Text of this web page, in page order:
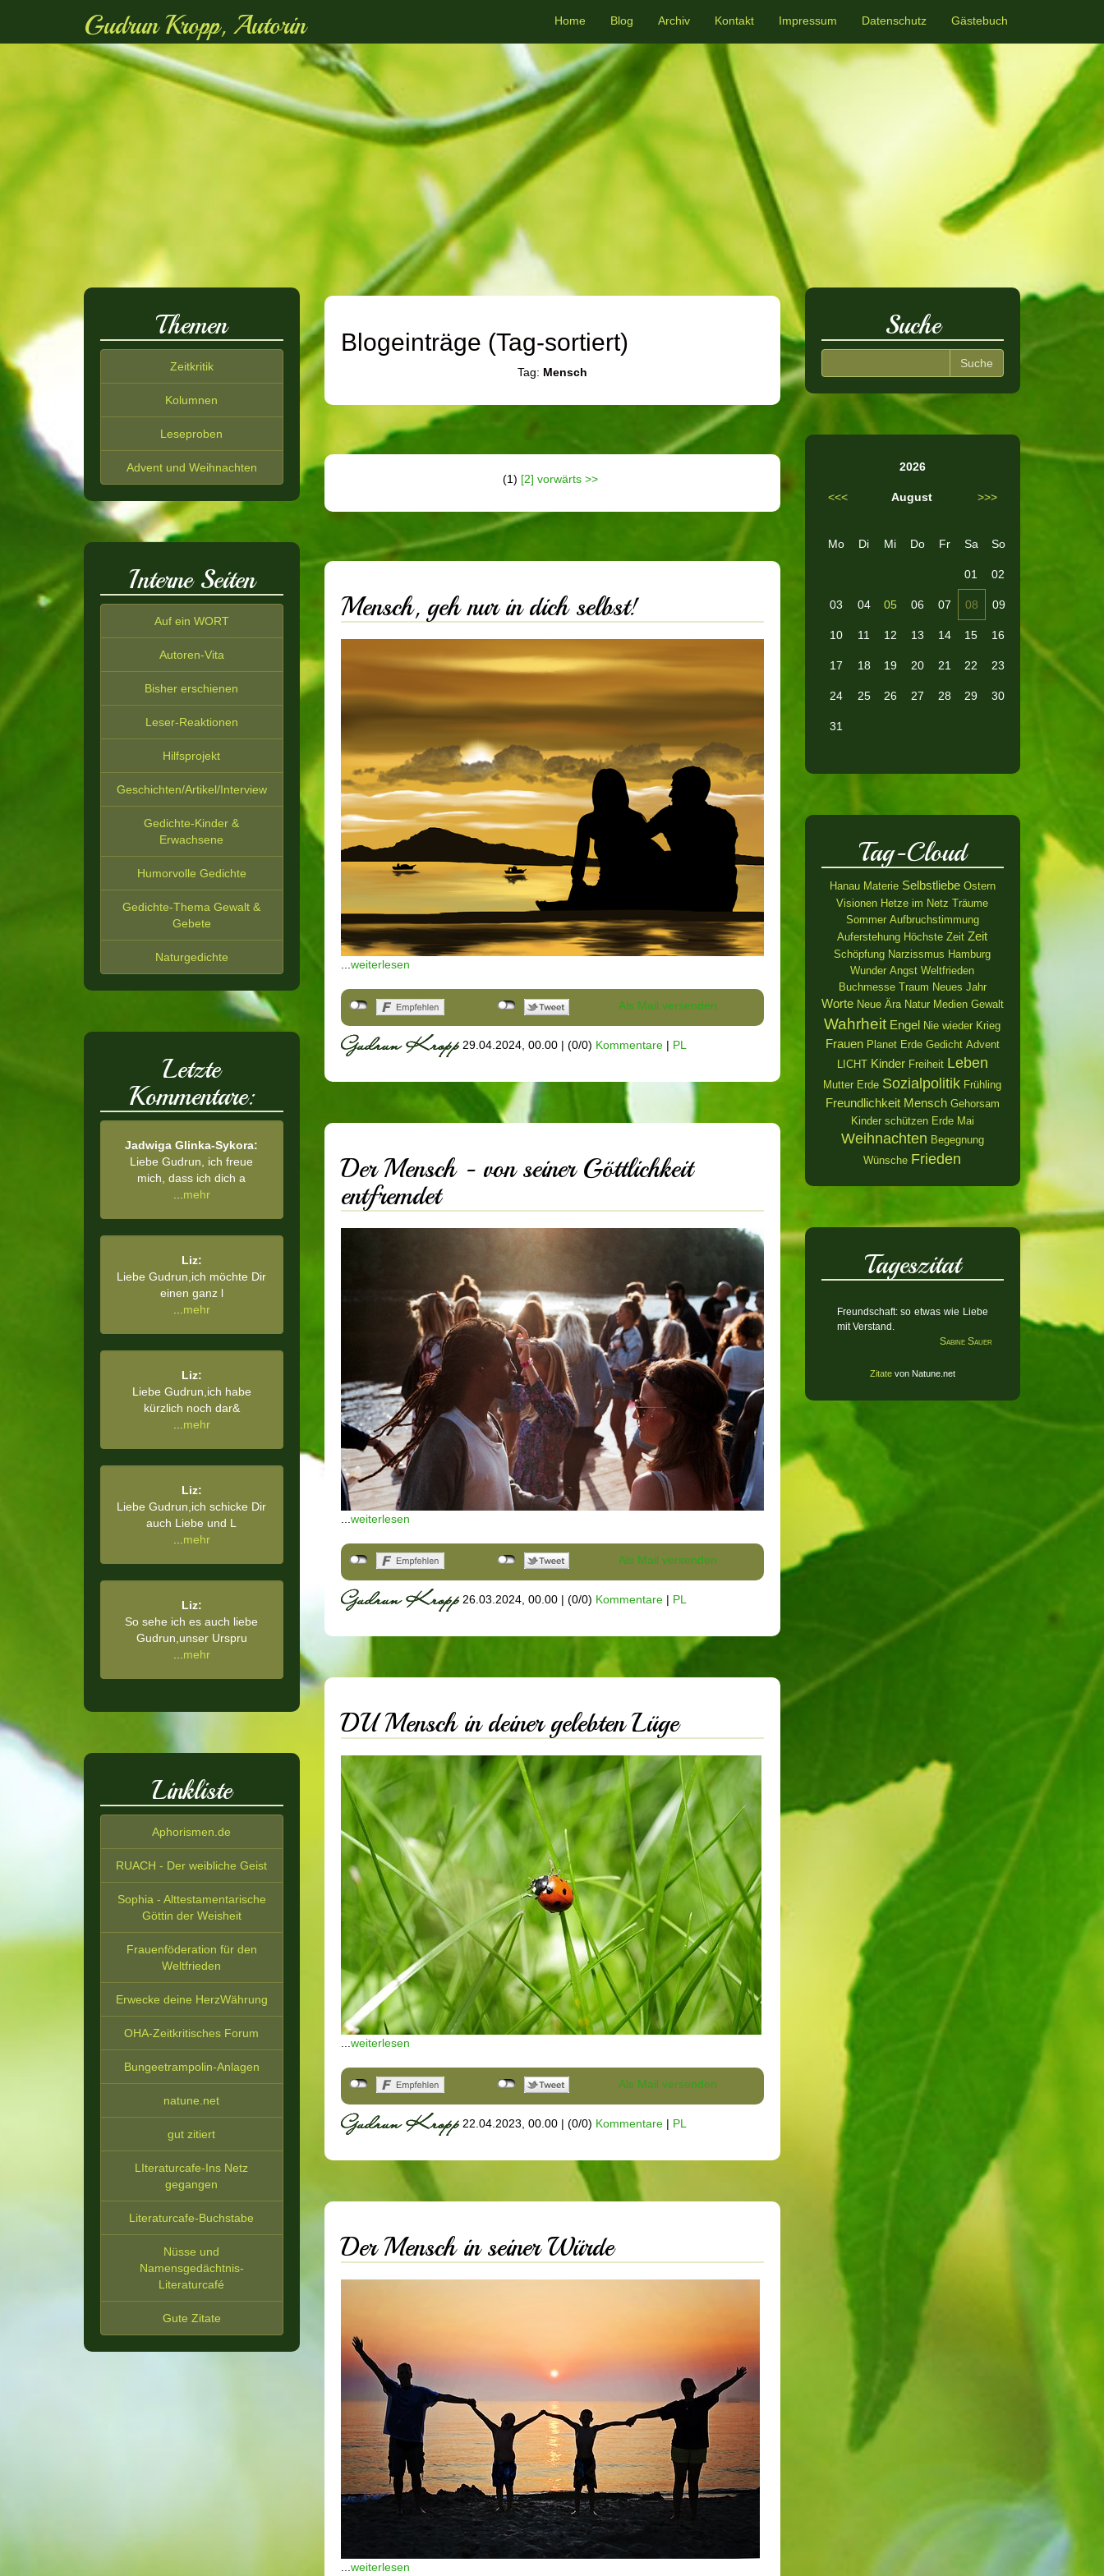
Gudrun Kropp, Autorin Home Blog Archiv Kontakt Impressum Datenschutz Gästebuch
Blogeinträge (Tag-sortiert)
Tag: Mensch
(1) [2] vorwärts >>
Mensch, geh nur in dich selbst!
...weiterlesen
Als Mail versenden
29.04.2024, 00.00| (0/0) Kommentare| PL
Der Mensch - von seiner Göttlichkeit
entfremdet
weiterlesen
Als Mail versenden
26.03.2024, 00.00| (0/0) Kommentare| PL
DU Mensch in deiner gelebten Lüge
weiterlesen
Als Mail versenden
22.04.2023, 00.00| (0/0) Kommentare| PL
Der Mensch in seiner Würde
weiterlesen
Themen
Zeitkritik
Kolumnen
Leseproben
Advent und Weihnachten
Interne Seiten
Auf ein WORT
Autoren-Vita
Bisher erschienen
Leser-Reaktionen
Hilfsprojekt
Geschichten/Artikel/Interview
Gedichte-Kinder &
Erwachsene
Humorvolle Gedichte
Gedichte-Thema Gewalt &
Gebete
Naturgedichte
Letzte
Kommentare:
Jadwiga Glinka-Sykora:
Liebe Gudrun, ich freue
mich, dass ich dich a
mehr
Liz:
Liebe Gudrun,ich möchte Dir
einen ganz l
mehr
Liz:
Liebe Gudrun,ich habe
kürzlich noch dar&
mehr
Liz:
Liebe Gudrun,ich schicke Dir
auch Liebe und L
mehr
Liz:
So sehe ich es auch liebe
Gudrun,unser Urspru
mehr
Linkliste
Aphorismen.de
RUACH - Der weibliche Geist
Sophia - Alttestamentarische
Göttin der Weisheit
Frauenföderation für den
Weltfrieden
Erwecke deine HerzWährung
OHA-Zeitkritisches Forum
Bungeetrampolin-Anlagen
natune.net
gut zitiert
LIteraturcafe-Ins Netz
gegangen
Literaturcafe-Buchstabe
Nüsse und
Namensgedächtnis-
Literaturcafé
Gute Zitate
Suche
2026
<<< August >>>
Mo Di Mi Do Fr Sa So
01 02
03 04 05 06 07 08 09
10 11 12 13 14 15 16
17 18 19 20 21 22 23
24 25 26 27 28 29 30
31
Tag-Cloud
Hanau Materie Selbstliebe Ostern
Visionen Hetze im Netz Träume
Sommer Aufbruchstimmung
Auferstehung Höchste Zeit Zeit
Schöpfung Narzissmus Hamburg
Wunder Angst Weltfrieden
Buchmesse Traum Neues Jahr
Worte Neue Ära Natur Medien Gewalt
Wahrheit Engel Nie wieder Krieg
Frauen Planet Erde Gedicht Advent
LICHT Kinder Freiheit Leben
Mutter Erde Sozialpolitik Frühling
Freundlichkeit Mensch Gehorsam
Kinder schützen Erde Mai
Weihnachten Begegnung
Wünsche Frieden
Tageszitat
Freundschaft: so etwas wie Liebe
mit Verstand.
Sabine Sauer
Zitatevon Natune.net